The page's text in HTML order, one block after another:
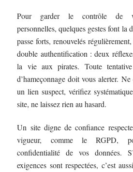
Pour garder le contrôle de
personnelles, quelques gestes font la
passe forts, renouvelés
double authentification : deux
la vie aux pirates. Toute
d’hameçonnage doit vous alerter.
un lien suspect, vérifiez
site, ne laissez rien au hasard.
Un site digne de confiance
vigueur, comme le RGPD,
confidentialité de vos données.
exigences sont respectées, c’est